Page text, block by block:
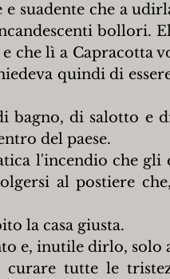
suadente che a
bollori.
che lì a Capracotta
quindi di
bagno, di salotto e
del paese.
l'incendio che gli
al postiere
la casa giusta.
e, inutile dirlo, solo
curare tutte le